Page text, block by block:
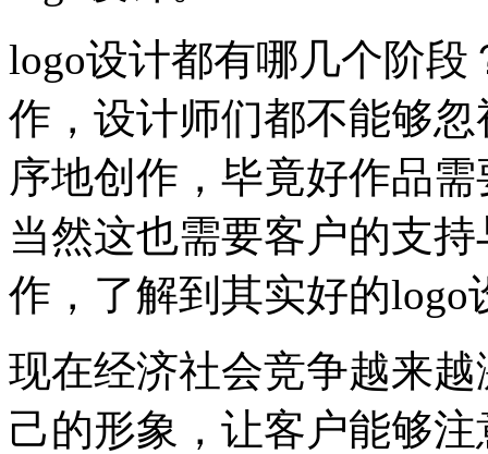
logo设计都有哪几个阶
作，设计师们都不能够
序地创作，毕竟好作品
当然这也需要客户的支
作，了解到其实好的logo
现在经济社会竞争越来
己的形象，让客户能够